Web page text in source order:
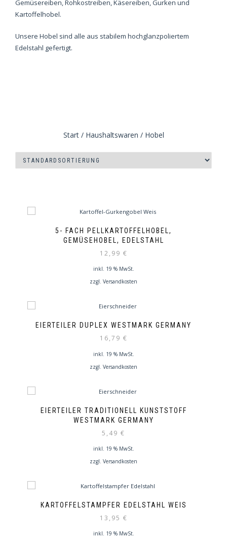
Gemüsereiben, Rohkostreiben, Käsereiben, Gurken und
Kartoffelhobel.
Unsere Hobel sind alle aus stabilem hochglanzpoliertem
Edelstahl gefertigt.
Start/ Haushaltswaren / Hobel
5- FACH PELLKARTOFFELHOBEL,
GEMÜSEHOBEL, EDELSTAHL
12,99 €
inkl. 19 % MwSt.
zzgl. Versandkosten
EIERTEILER DUPLEX WESTMARK GERMANY
16,79 €
inkl. 19 % MwSt.
zzgl. Versandkosten
EIERTEILER TRADITIONELL KUNSTSTOFF
WESTMARK GERMANY
5,49 €
inkl. 19 % MwSt.
zzgl. Versandkosten
KARTOFFELSTAMPFER EDELSTAHL WEIS
13,95 €
inkl. 19 % MwSt.